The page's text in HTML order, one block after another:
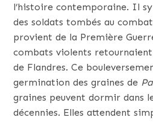
l’histoire contemporaine. Il
des soldats tombés au
provient de la Première
combats violents
de Flandres. Ce
germination des graines de
graines peuvent dormir dans
décennies. Elles attendent